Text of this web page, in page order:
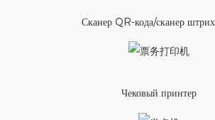
Сканер QR-кода/сканер
Чековый принтер